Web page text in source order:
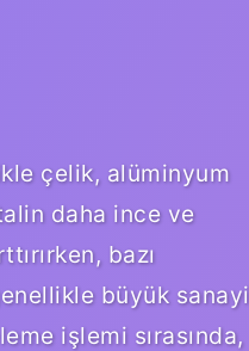
çelik, alüminyum
daha ince ve
bazı
büyük sanayi
işlemi sırasında,